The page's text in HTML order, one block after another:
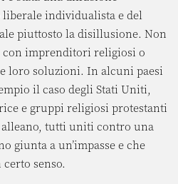
liberale individualista e del
piuttosto la disillusione. Non
con imprenditori religiosi o
loro soluzioni. In alcuni paesi
il caso degli Stati Uniti,
e gruppi religiosi protestanti
alleano, tutti uniti contro una
giunta a un’impasse e che
senso.